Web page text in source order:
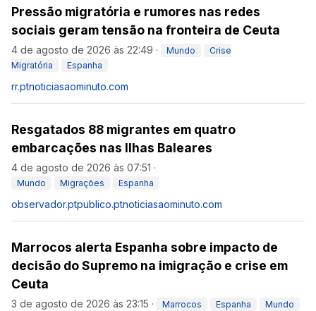
Pressão migratória e rumores nas redes
sociais geram tensão na fronteira de Ceuta
4 de agosto de 2026 às 22:49 · Mundo
Crise
Migratória
Espanha
rr.ptnoticiasaominuto.com
Resgatados 88 migrantes em quatro
embarcações nas Ilhas Baleares
4 de agosto de 2026 às 07:51 ·
Mundo Migrações Espanha
observador.ptpublico.ptnoticiasaominuto.com
Marrocos alerta Espanha sobre impacto de
decisão do Supremo na imigração e crise em
Ceuta
3 de agosto de 2026 às 23:15 · Marrocos Espanha Mundo